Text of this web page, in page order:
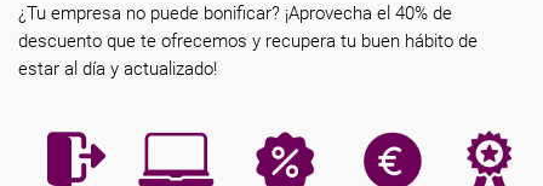
¿Tu empresa no puede bonificar? ¡Aprovecha el 40% de
descuento que te ofrecemos y recupera tu buen hábito de
estar al día y actualizado!